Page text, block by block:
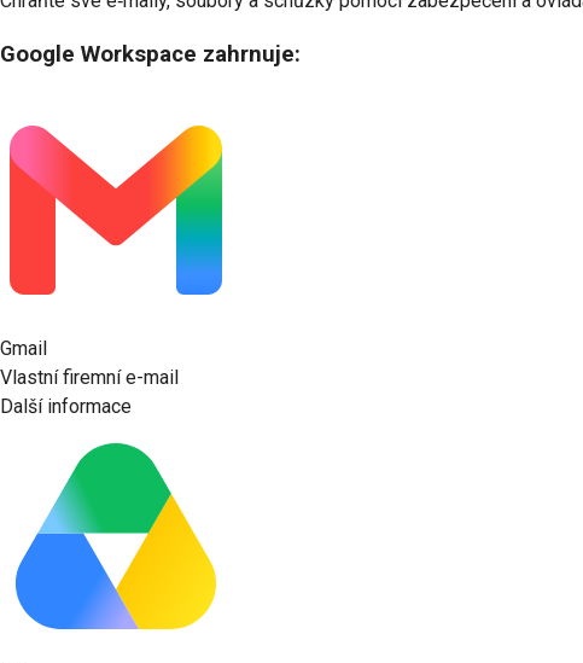
Google Workspace zahrnuje:
Gmail
Vlastní firemní e-mail
Další informace